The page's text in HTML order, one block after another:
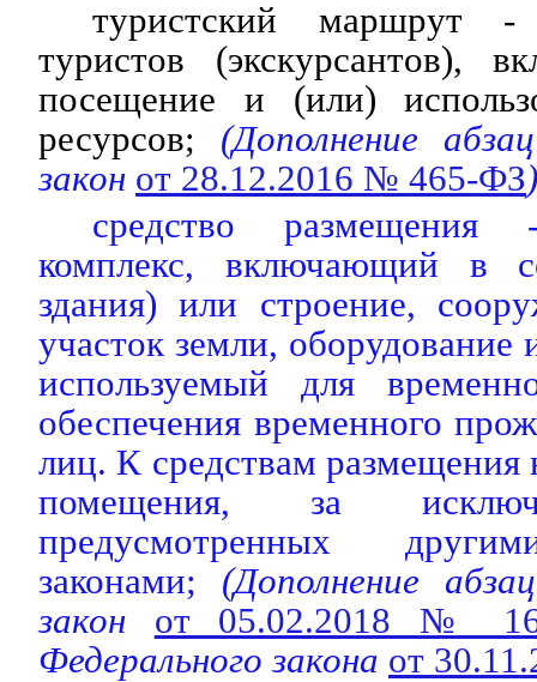
туристский маршрут -
туристов (экскурсантов),
посещение и (или)
ресурсов; (Дополнение
закон от 28.12.2016 № 465-ФЗ)
средство размещения
комплекс, включающий в
здания) или строение,
участок земли,
используемый для
обеспечения временного
лиц. К средствам размещения
помещения, за
предусмотренных
законами; (Дополнение
закон от 05.02.2018 №
Федерального закона от